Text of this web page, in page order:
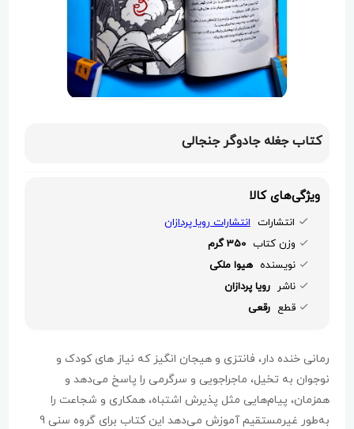
کتاب جغله جادوگر جنجالی
ویژگی‌های کالا
انتشارات انتشارات رویا پردازان
وزن کتاب 350 گرم
نویسنده هیوا ملکی
ناشر رویا پردازان
قطع رقعی
رمانی خنده دار، فانتزی و هیجان انگیز که نیاز های کودک و
نوجوان به تخیل، ماجراجویی و سرگرمی را پاسخ می‌دهد و
همزمان، پیام‌هایی مثل پذیرش اشتباه، همکاری و شجاعت را
به‌طور غیرمستقیم آموزش می‌دهد این کتاب برای گروه سنی 9